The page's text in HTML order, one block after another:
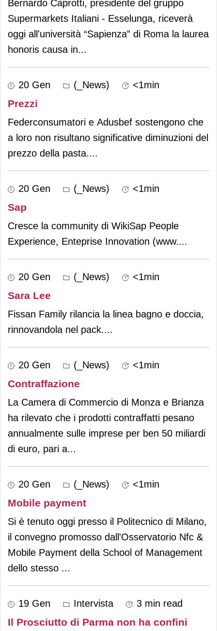
Bernardo Caprotti, presidente del gruppo
Supermarkets Italiani - Esselunga, riceverà
oggi all'università “Sapienza” di Roma la laurea
honoris causa in...
20 Gen (_News) <1min
Prezzi
Federconsumatori e Adusbef sostengono che
a loro non risultano significative diminuzioni del
prezzo della pasta....
20 Gen (_News) <1min
Sap
Cresce la community di WikiSap People
Experience, Enteprise Innovation (www....
20 Gen (_News) <1min
Sara Lee
Fissan Family rilancia la linea bagno e doccia,
rinnovandola nel pack....
20 Gen (_News) <1min
Contraffazione
La Camera di Commercio di Monza e Brianza
ha rilevato che i prodotti contraffatti pesano
annualmente sulle imprese per ben 50 miliardi
di euro, pari a...
20 Gen (_News) <1min
Mobile payment
Si è tenuto oggi presso il Politecnico di Milano,
il convegno promosso dall'Osservatorio Nfc &
Mobile Payment della School of Management
dello stesso ...
19 Gen Intervista 3 min read
Il Prosciutto di Parma non ha confini